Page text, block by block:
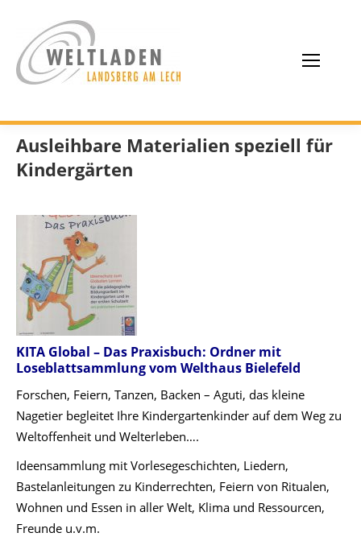
Ausleihbare Materialien speziell für
Kindergärten
KITA Global – Das Praxisbuch: Ordner mit
Loseblattsammlung vom Welthaus Bielefeld
Forschen, Feiern, Tanzen, Backen – Aguti, das kleine
Nagetier begleitet Ihre Kindergartenkinder auf dem Weg zu
Weltoffenheit und Welterleben….
Ideensammlung mit Vorlesegeschichten, Liedern,
Bastelanleitungen zu Kinderrechten, Feiern von Ritualen,
Wohnen und Essen in aller Welt, Klima und Ressourcen,
Freunde u.v.m.